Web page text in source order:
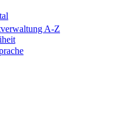
A-Z